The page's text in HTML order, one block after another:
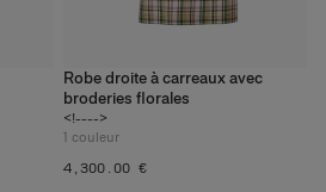
Robe droite à carreaux avec
broderies florales
<!---->
1 couleur
‌4,300.00 €